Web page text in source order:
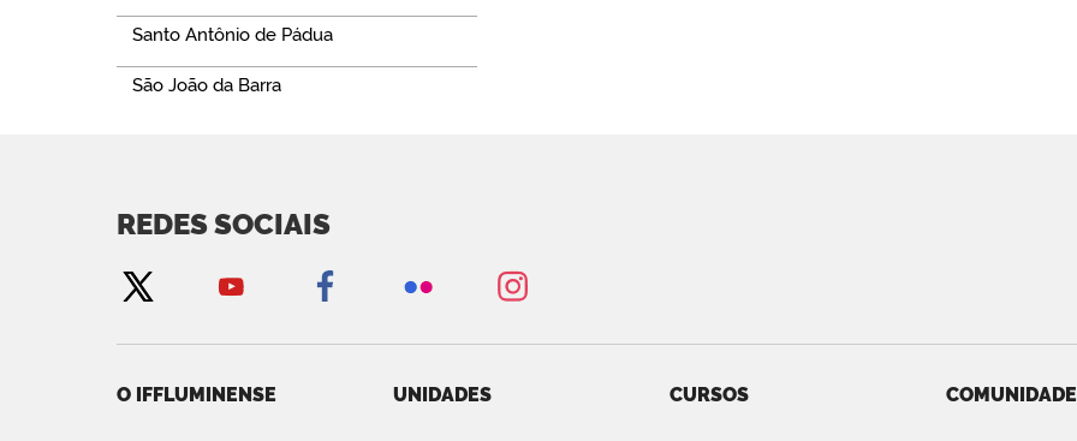
Santo Antônio de Pádua
São João da Barra
REDES SOCIAIS
O IFFLUMINENSE UNIDADES CURSOS COMUNIDADE